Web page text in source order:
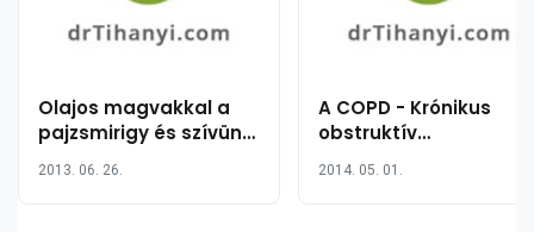
Olajos magvakkal a
pajzsmirigy és szívünk,
egészségéért
2013. 06. 26.
A COPD - Krónikus
obstruktív
2014. 05. 01.